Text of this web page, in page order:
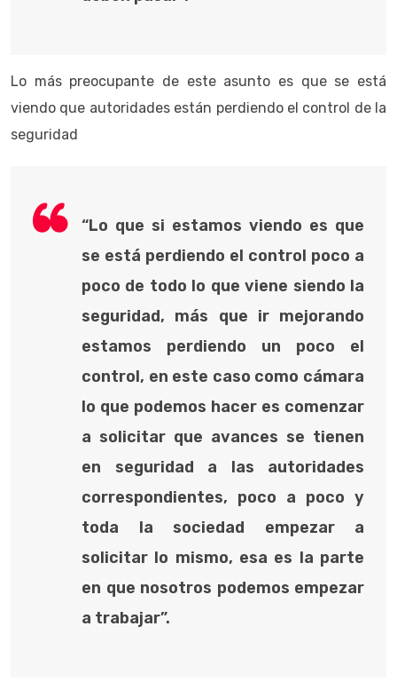
Lo más preocupante de este asunto es que se está
viendo que autoridades están perdiendo el control de la
seguridad
“Lo que si estamos viendo es que
se está perdiendo el control poco a
poco de todo lo que viene siendo la
seguridad, más que ir mejorando
estamos perdiendo un poco el
control, en este caso como cámara
lo que podemos hacer es comenzar
a solicitar que avances se tienen
en seguridad a las autoridades
correspondientes, poco a poco y
toda la sociedad empezar a
solicitar lo mismo, esa es la parte
en que nosotros podemos empezar
a trabajar”.